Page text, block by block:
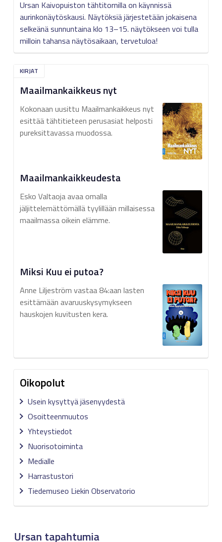
Ursan Kaivopuiston tähtitornilla on käynnissä
aurinkonäytöskausi. Näytöksiä järjestetään jokaisena
selkeänä sunnuntaina klo 13–15. näytökseen voi tulla
milloin tahansa näytösaikaan, tervetuloa!
KIRJAT
Maailmankaikkeus nyt
Kokonaan uusittu Maailmankaikkeus nyt
esittää tähtitieteen perusasiat helposti
pureksittavassa muodossa.
Maailmankaikkeudesta
Esko Valtaoja avaa omalla
jäljittelemättömällä tyylillään millaisessa
maailmassa oikein elämme.
Miksi Kuu ei putoa?
Anne Liljeström vastaa 84:aan lasten
esittämään avaruuskysymykseen
hauskojen kuvitusten kera.
Oikopolut
Usein kysyttyä jäsenyydestä
Osoitteenmuutos
Yhteystiedot
Nuorisotoiminta
Medialle
Harrastustori
Tiedemuseo Liekin Observatorio
Ursan tapahtumia